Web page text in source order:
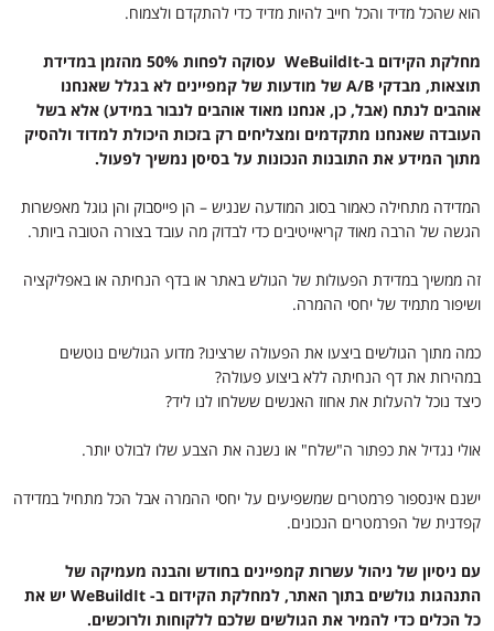
הוא שהכל מדיד והכל חייב להיות מדיד כדי להתקדם ולצמוח.
מחלקת הקידום ב-WeBuildIt
עסוקה לפחות 50% מהזמן במדידת
תוצאות, מבדקי A/B של מודעות של קמפיינים לא בגלל שאנחנו
אוהבים לנתח (אבל, כן, אנחנו מאוד אוהבים לנבור במידע) אלא בשל
העובדה שאנחנו מתקדמים ומצליחים רק בזכות היכולת למדוד ולהסיק
מתוך המידע את התובנות הנכונות על בסיסן נמשיך לפעול.
המדידה מתחילה כאמור בסוג המודעה שנגיש – הן פייסבוק והן גוגל מאפשרות
הגשה של הרבה מאוד קריאייטיבים כדי לבדוק מה עובד בצורה הטובה ביותר.
זה ממשיך במדידת הפעולות של הגולש באתר או בדף הנחיתה או באפליקציה
ושיפור מתמיד של יחסי ההמרה.
כמה מתוך הגולשים ביצעו את הפעולה שרצינו? מדוע הגולשים נוטשים
במהירות את דף הנחיתה ללא ביצוע פעולה?
כיצד נוכל להעלות את אחוז האנשים ששלחו לנו ליד?
אולי נגדיל את כפתור ה"שלח" או נשנה את הצבע שלו לבולט יותר.
ישנם אינספור פרמטרים שמשפיעים על יחסי ההמרה אבל הכל מתחיל במדידה
קפדנית של הפרמטרים הנכונים.
עם ניסיון של ניהול עשרות קמפיינים בחודש והבנה מעמיקה של
התנהגות גולשים בתוך האתר, למחלקת הקידום ב- WeBuildIt יש את
כל הכלים כדי להמיר את הגולשים שלכם ללקוחות ולרוכשים.